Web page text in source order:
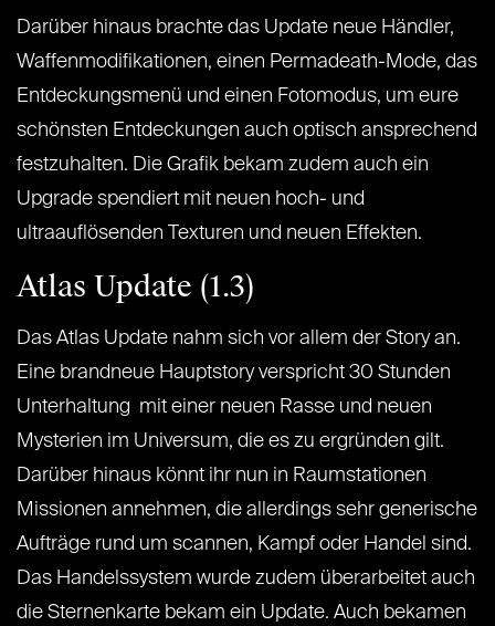
Darüber hinaus brachte das Update neue Händler,
Waffenmodifikationen, einen Permadeath-Mode, das
Entdeckungsmenü und einen Fotomodus, um eure
schönsten Entdeckungen auch optisch ansprechend
festzuhalten. Die Grafik bekam zudem auch ein
Upgrade spendiert mit neuen hoch- und
ultraauflösenden Texturen und neuen Effekten.
Atlas Update (1.3)
Das Atlas Update nahm sich vor allem der Story an.
Eine brandneue Hauptstory verspricht 30 Stunden
Unterhaltung mit einer neuen Rasse und neuen
Mysterien im Universum, die es zu ergründen gilt.
Darüber hinaus könnt ihr nun in Raumstationen
Missionen annehmen, die allerdings sehr generische
Aufträge rund um scannen, Kampf oder Handel sind.
Das Handelssystem wurde zudem überarbeitet auch
die Sternenkarte bekam ein Update. Auch bekamen